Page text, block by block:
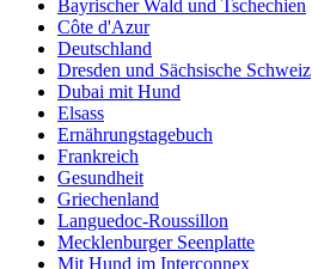
Bayrischer Wald und Tschechien
Côte d'Azur
Deutschland
Dresden und Sächsische Schweiz
Dubai mit Hund
Elsass
Ernährungstagebuch
Frankreich
Gesundheit
Griechenland
Languedoc-Roussillon
Mecklenburger Seenplatte
Mit Hund im Interconnex